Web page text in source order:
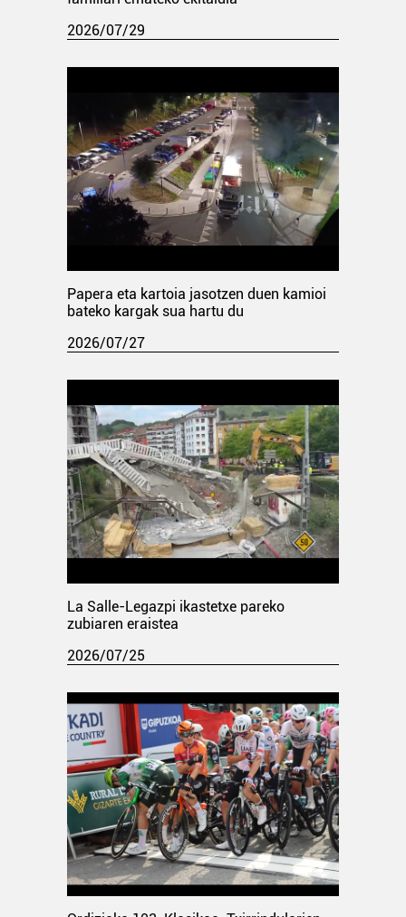
2026/07/29
Papera eta kartoia jasotzen duen kamioi
bateko kargak sua hartu du
2026/07/27
La Salle-Legazpi ikastetxe pareko
zubiaren eraistea
2026/07/25